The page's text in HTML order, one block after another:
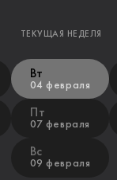
ТЕКУЩАЯ НЕДЕЛЯ
Вт
04 февраля
Пт
07 февраля
Вс
09 февраля